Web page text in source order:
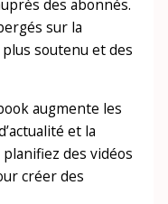
des abonnés.
sur la
soutenu et des
augmente les
et la
des vidéos
créer des